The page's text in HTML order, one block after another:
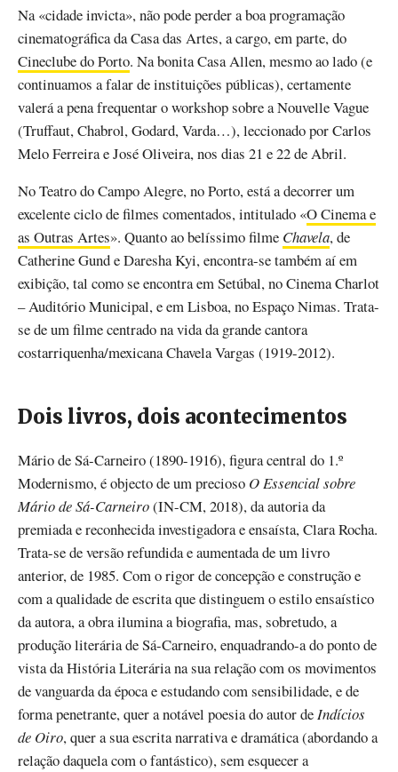
Na «cidade invicta», não pode perder a boa programação
cinematográfica da Casa das Artes, a cargo, em parte, do
Cineclube do Porto. Na bonita Casa Allen, mesmo ao lado (e
continuamos a falar de instituições públicas), certamente
valerá a pena frequentar o workshop sobre a Nouvelle Vague
(Truffaut, Chabrol, Godard, Varda…), leccionado por Carlos
Melo Ferreira e José Oliveira, nos dias 21 e 22 de Abril.
No Teatro do Campo Alegre, no Porto, está a decorrer um
excelente ciclo de filmes comentados, intitulado «O Cinema e
as Outras Artes». Quanto ao belíssimo filme Chavela, de
Catherine Gund e Daresha Kyi, encontra-se também aí em
exibição, tal como se encontra em Setúbal, no Cinema Charlot
– Auditório Municipal, e em Lisboa, no Espaço Nimas. Trata-
se de um filme centrado na vida da grande cantora
costarriquenha/mexicana Chavela Vargas (1919-2012).
Dois livros, dois acontecimentos
Mário de Sá-Carneiro (1890-1916), figura central do 1.º
Modernismo, é objecto de um precioso O Essencial sobre
Mário de Sá-Carneiro(IN-CM, 2018), da autoria da
premiada e reconhecida investigadora e ensaísta, Clara Rocha.
Trata-se de versão refundida e aumentada de um livro
anterior, de 1985. Com o rigor de concepção e construção e
com a qualidade de escrita que distinguem o estilo ensaístico
da autora, a obra ilumina a biografia, mas, sobretudo, a
produção literária de Sá-Carneiro, enquadrando-a do ponto de
vista da História Literária na sua relação com os movimentos
de vanguarda da época e estudando com sensibilidade, e de
forma penetrante, quer a notável poesia do autor deIndícios
de Oiro, quer a sua escrita narrativa e dramática (abordando a
relação daquela com o fantástico), sem esquecer a